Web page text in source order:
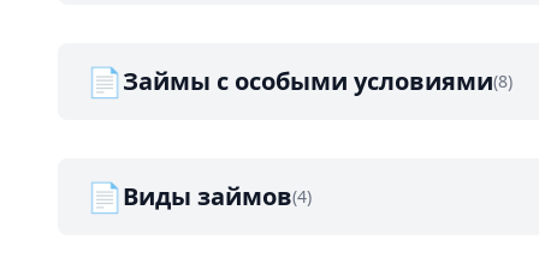
📄Займы с особыми условиями(8)
📄Виды займов(4)